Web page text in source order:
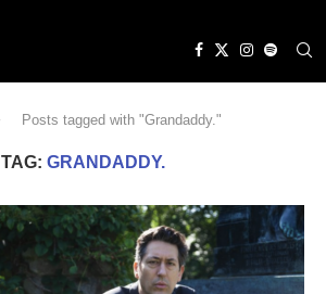
Posts tagged with "Grandaddy."
TAG: GRANDADDY.